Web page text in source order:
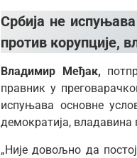
Србија не
против корупције,
Владимир Међак,
правник у
испуњава основне
демократија, владавина
„Није довољно да